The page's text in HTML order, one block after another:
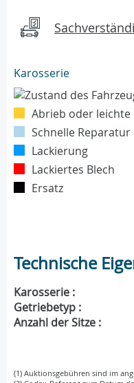
Karosserie
Abrieb oder leichte
Schnelle Reparatur
Lackierung
Lackiertes Blech
Ersatz
Technische
Karosserie :
Getriebetyp :
Anzahl der Sitze :
(1) Auktionsgebühren sind im